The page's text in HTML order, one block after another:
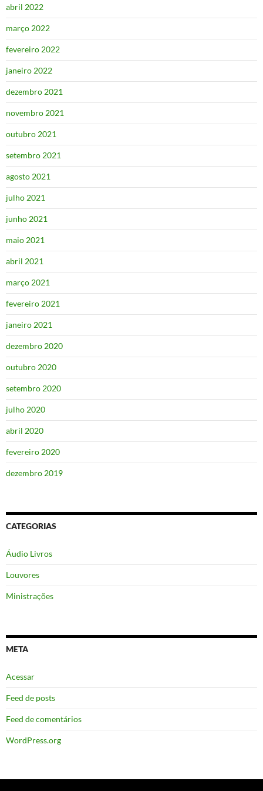
abril 2022
março 2022
fevereiro 2022
janeiro 2022
dezembro 2021
novembro 2021
outubro 2021
setembro 2021
agosto 2021
julho 2021
junho 2021
maio 2021
abril 2021
março 2021
fevereiro 2021
janeiro 2021
dezembro 2020
outubro 2020
setembro 2020
julho 2020
abril 2020
fevereiro 2020
dezembro 2019
CATEGORIAS
Áudio Livros
Louvores
Ministrações
META
Acessar
Feed de posts
Feed de comentários
WordPress.org